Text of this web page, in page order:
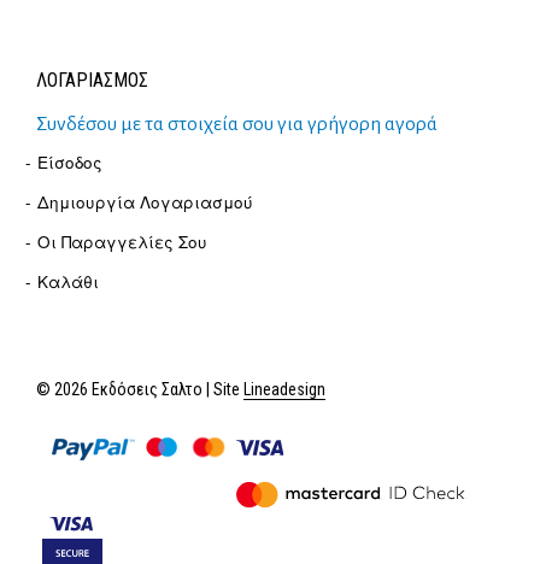
ΛΟΓΑΡΙΑΣΜΟΣ
Συνδέσου με τα στοιχεία σου για γρήγορη αγορά
Είσοδος
Δημιουργία Λογαριασμού
Οι Παραγγελίες Σου
Καλάθι
© 2026 Εκδόσεις Σαλτο | Site Lineadesign